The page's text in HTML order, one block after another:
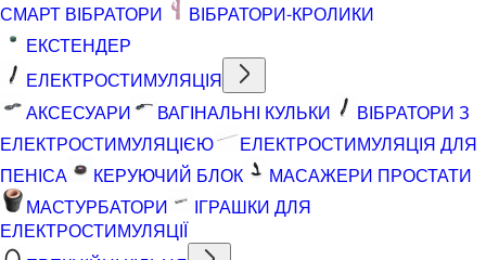
СМАРТ ВІБРАТОРИ
ВІБРАТОРИ-КРОЛИКИ
ЕКСТЕНДЕР
ЕЛЕКТРОСТИМУЛЯЦІЯ
АКСЕСУАРИ
ВАГІНАЛЬНІ КУЛЬКИ
ВІБРАТОРИ З
ЕЛЕКТРОСТИМУЛЯЦІЄЮ
ЕЛЕКТРОСТИМУЛЯЦІЯ ДЛЯ
ПЕНІСА
КЕРУЮЧИЙ БЛОК
МАСАЖЕРИ ПРОСТАТИ
МАСТУРБАТОРИ
ІГРАШКИ ДЛЯ
ЕЛЕКТРОСТИМУЛЯЦІЇ